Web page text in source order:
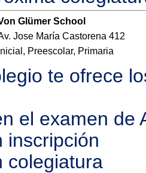
Glümer School
Jose María Castorena 412
Inicial, Preescolar, Primaria
te ofrece
el examen de
inscripción
colegiatura